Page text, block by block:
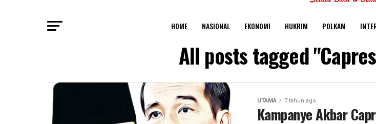
HOME NASIONAL EKONOMI HUKRIM POLKAM
All posts tagged
UTAMA 7 tahun ago
Kampanye Akbar